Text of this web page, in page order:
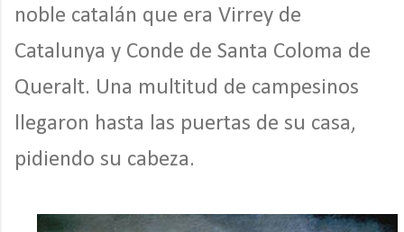
noble catalán que era Virrey de
Catalunya y Conde de Santa Coloma de
Queralt. Una multitud de campesinos
llegaron hasta las puertas de su casa,
pidiendo su cabeza.